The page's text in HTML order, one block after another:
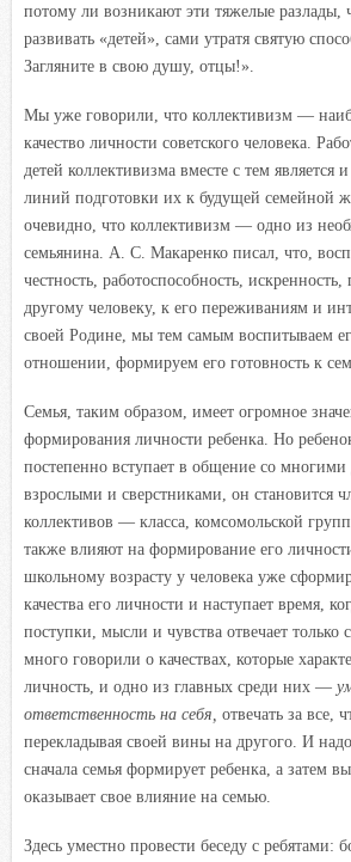
потому ли возникают эти тяжелые разлады,
развивать «детей», сами утратя святую
Загляните в свою душу, отцы!».
Мы уже говорили, что коллективизм —
качество личности советского человека.
детей коллективизма вместе с тем
линий подготовки их к будущей семейной
очевидно, что коллективизм — одно из
семьянина. А. С. Макаренко писал, что,
честность, работоспособность,
другому человеку, к его переживаниям и
своей Родине, мы тем самым воспитываем
отношении, формируем его готовность к
Семья, таким образом, имеет огромное
формирования личности ребенка. Но
постепенно вступает в общение со
взрослыми и сверстниками, он становится
коллективов — класса, комсомольской
также влияют на формирование его
школьному возрасту у человека уже
качества его личности и наступает время,
поступки, мысли и чувства отвечает
много говорили о качествах, которые
личность, и одно из главных среди них —
ответственность на себя, отвечать за все,
перекладывая своей вины на другого. И
сначала семья формирует ребенка, а затем
оказывает свое влияние на семью.
Здесь уместно провести беседу с ребятами: